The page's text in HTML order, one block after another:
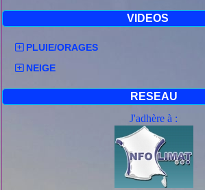
VIDEOS
PLUIE/ORAGES
NEIGE
RESEAU
J'adhère à :